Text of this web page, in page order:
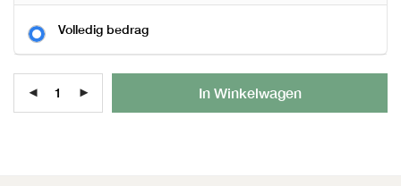
Volledig bedrag
In Winkelwagen